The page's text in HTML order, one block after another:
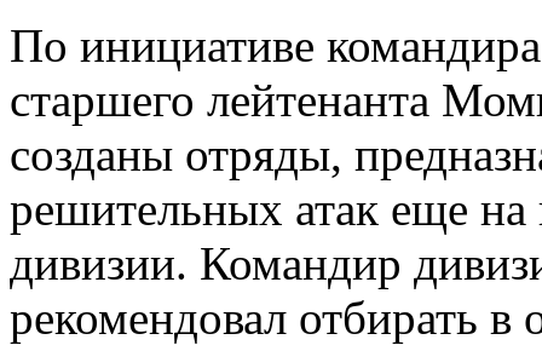
По инициативе
старшего лейтенанта
созданы отряды,
решительных атак еще
дивизии. Командир
рекомендовал отбирать в